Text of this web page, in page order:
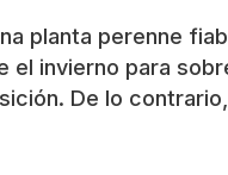
planta perenne
el invierno para
De lo